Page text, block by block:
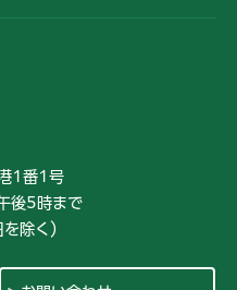
1番1号
後5時まで
除く）